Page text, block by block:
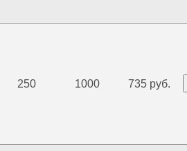
250 1000 735 руб.